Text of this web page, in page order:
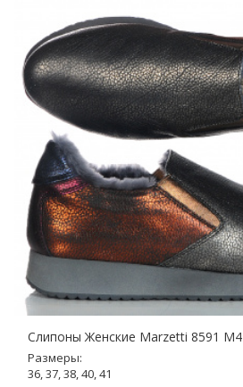
Слипоны Женские Marzetti 8591 M4
Размеры:
36, 37, 38, 40, 41